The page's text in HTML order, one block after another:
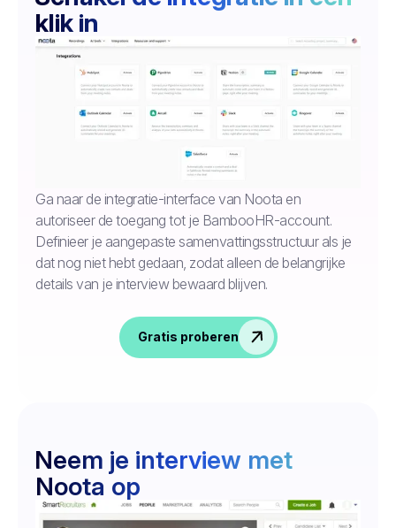
klik in
Ga naar de integratie-interface van Noota en
autoriseer de toegang tot je BambooHR-account.
Definieer je aangepaste samenvattingsstructuur als je
dat nog niet hebt gedaan, zodat alleen de belangrijke
details van je interview bewaard blijven.
Gratis proberen
Neem je interview met
Noota op